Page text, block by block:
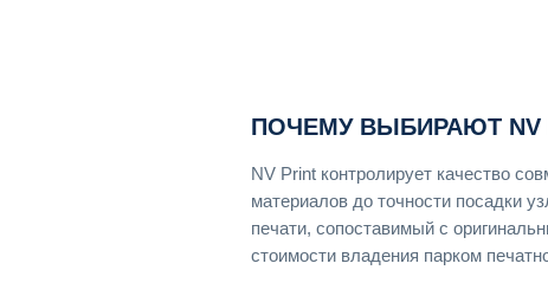
ПОЧЕМУ ВЫБИРАЮТ NV
NV Print контролирует качество
материалов до точности посадки
печати, сопоставимый с
стоимости владения парком